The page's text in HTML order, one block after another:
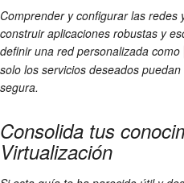
Comprender y configurar las redes
construir aplicaciones robustas y
definir una red personalizada como
solo los servicios deseados
segura.
Consolida tus
Virtualización